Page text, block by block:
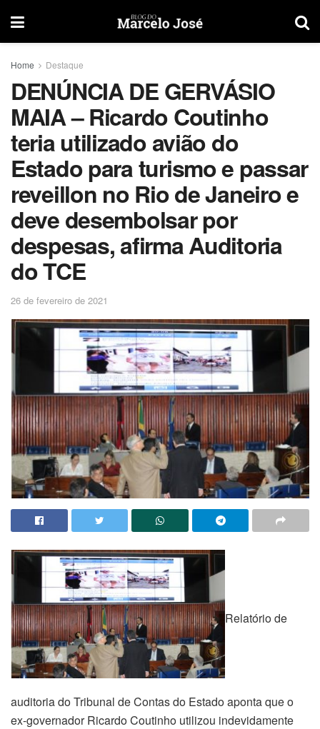
Home Destaque
DENÚNCIA DE GERVÁSIO
MAIA – Ricardo Coutinho
teria utilizado avião do
Estado para turismo e passar
reveillon no Rio de Janeiro e
deve desembolsar por
despesas, afirma Auditoria
do TCE
26 de fevereiro de 2021
Relatório de
auditoria do Tribunal de Contas do Estado aponta que o
ex-governador Ricardo Coutinho utilizou indevidamente